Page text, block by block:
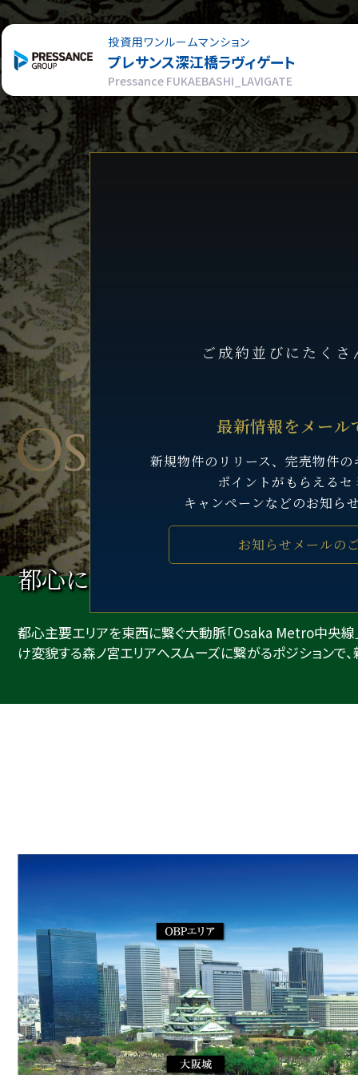
投資用ワンルームマンション
プレサンス深江橋ラヴィゲート
Pressance FUKAEBASHI_LAVIGATE
ご成約並びにたく
最新情報をメール
新規物件のリリース、完売物件
ポイントがもらえるセ
キャンペーンなどのお知ら
お知らせメールの
都心に繋がり、
都心主要エリアを東西に繋ぐ大動脈「Osaka Metro中央線
け変貌する森ノ宮エリアへスムーズに繋がるポジションで